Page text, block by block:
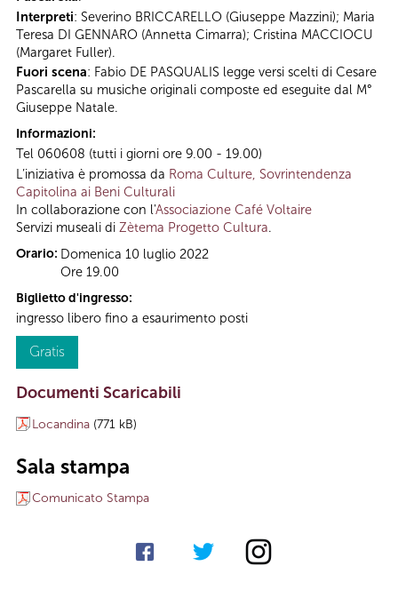
Interpreti: Severino BRICCARELLO (Giuseppe Mazzini); Maria
Teresa DI GENNARO (Annetta Cimarra); Cristina MACCIOCU
(Margaret Fuller).
Fuori scena: Fabio DE PASQUALIS legge versi scelti di Cesare
Pascarella su musiche originali composte ed eseguite dal M°
Giuseppe Natale.
Informazioni:
Tel 060608 (tutti i giorni ore 9.00 - 19.00)
L’iniziativa è promossa da Roma Culture, Sovrintendenza
Capitolina ai Beni Culturali
In collaborazione con l'Associazione Café Voltaire
Servizi museali di Zètema Progetto Cultura.
Orario: Domenica 10 luglio 2022
Ore 19.00
Biglietto d'ingresso:
ingresso libero fino a esaurimento posti
Gratis
Documenti Scaricabili
Locandina (771 kB)
Sala stampa
Comunicato Stampa